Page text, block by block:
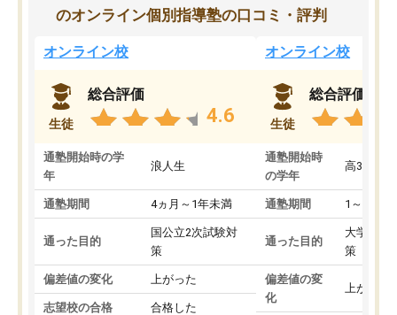
のオンライン個別指導塾の口コミ・評判
オンライン校
生徒
総合評価
4.6
通塾開始時の学
年
浪人生
通塾期間 4ヵ月～1年未満
通った目的
国公立2次試験対
策
偏差値の変化 上がった
志望校の合格 合格した
オンライン校
生徒
総合評価
通塾開始時
の学年
高3
通塾期間 1～3ヵ月
通った目的
大学入学
策
偏差値の変
化
上がった